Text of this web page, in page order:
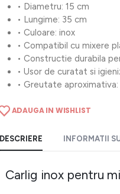
• Diametru: 15 cm
• Lungime: 35 cm
• Culoare: inox
• Compatibil cu mixere
• Constructie durabila
• Usor de curatat si
• Greutate aproximativa:
ADAUGA IN WISHLIST
DESCRIERE INFORMATII
Carlig inox pentru